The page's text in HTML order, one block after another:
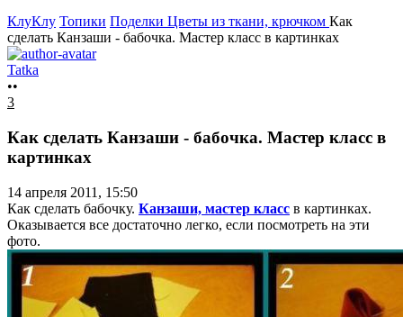
КлуКлу Топики Поделки Цветы из ткани, крючком Как
сделать Канзаши - бабочка. Мастер класс в картинках
Tatka
••
3
Как сделать Канзаши - бабочка. Мастер класс в
картинках
14 апреля 2011, 15:50
Как сделать бабочку. Канзаши, мастер класс в картинках.
Оказывается все достаточно легко, если посмотреть на эти
фото.